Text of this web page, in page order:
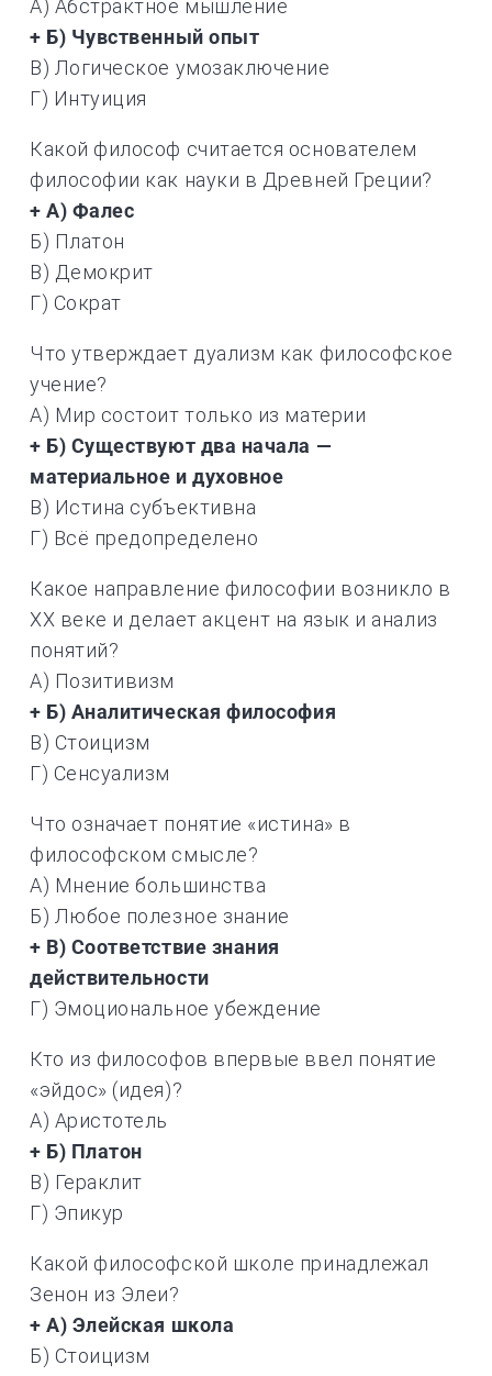
А) Абстрактное мышление
+ Б) Чувственный опыт
В) Логическое умозаключение
Г) Интуиция
Какой философ считается основателем
философии как науки в Древней Греции?
+ А) Фалес
Б) Платон
В) Демокрит
Г) Сократ
Что утверждает дуализм как философское
учение?
А) Мир состоит только из материи
+ Б) Существуют два начала —
материальное и духовное
В) Истина субъективна
Г) Всё предопределено
Какое направление философии возникло в
XX веке и делает акцент на язык и анализ
понятий?
А) Позитивизм
+ Б) Аналитическая философия
В) Стоицизм
Г) Сенсуализм
Что означает понятие «истина» в
философском смысле?
А) Мнение большинства
Б) Любое полезное знание
+ В) Соответствие знания
действительности
Г) Эмоциональное убеждение
Кто из философов впервые ввел понятие
«эйдос» (идея)?
А) Аристотель
+ Б) Платон
В) Гераклит
Г) Эпикур
Какой философской школе принадлежал
Зенон из Элеи?
+ А) Элейская школа
Б) Стоицизм